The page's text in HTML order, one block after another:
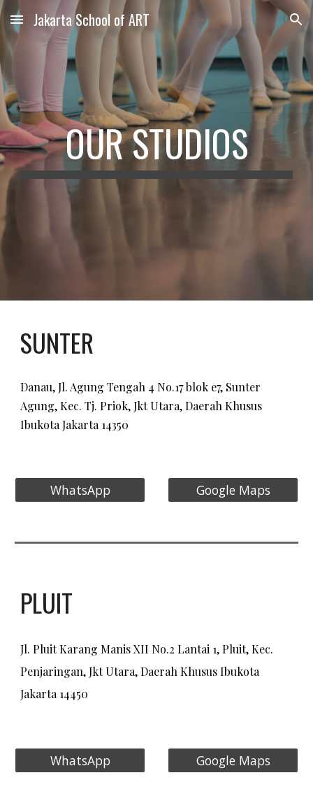
Skip to main content Skip to navigation
Jakarta School of ART
OUR STUDIOS
SUNTER
Danau, Jl. Agung Tengah 4 No.17 blok e7, Sunter
Agung, Kec. Tj. Priok, Jkt Utara, Daerah Khusus
Ibukota Jakarta 14350​
WhatsApp Google Maps
PLUIT
Jl. Pluit Karang Manis XII No.2 Lantai 1, Pluit, Kec.
Penjaringan, Jkt Utara, Daerah Khusus Ibukota
Jakarta 14450
WhatsApp Google Maps